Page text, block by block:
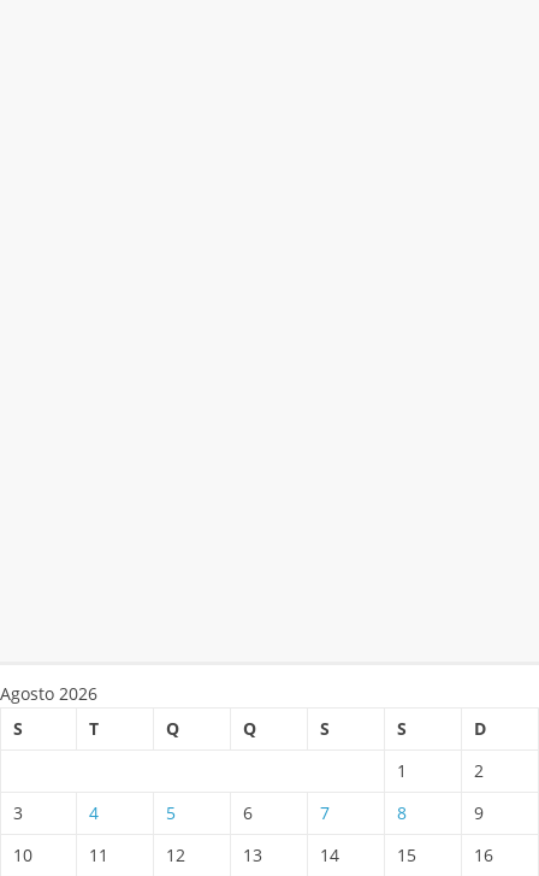
Agosto 2026
S
T Q Q S S
D
1
2
3
4 5 6 7 8
9
10
11 12 13 14 15
16